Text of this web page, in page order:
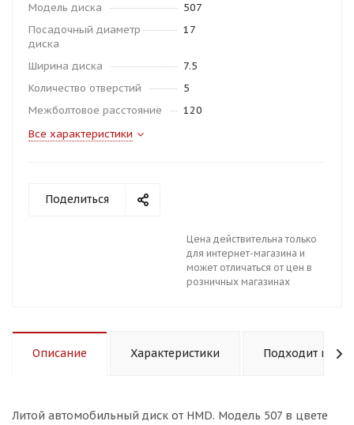
Модель диска
507
Посадочный диаметр
диска
17
Ширина диска
7.5
Количество отверстий
5
Межболтовое расстояние
120
Все характеристики
Поделиться
Цена действительна только
для интернет-магазина и
может отличаться от цен в
розничных магазинах
Описание Характеристики Подходит к
Литой aвтомобильный диск от HMD. Модель 507 в цвете